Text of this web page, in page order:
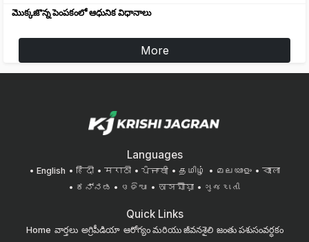
మొక్కజొన్న పెంపకంలో ఆధునిక విధానాలు
More
Languages
English हिंदी मराठी ਪੰਜਾਬੀ தமிழ் മലയാളം
বাংলা
ಕನ್ನಡ
ଓଡିଆ অসমীয়া ગુજરાતી
Quick Links
Home వార్తలు అగ్రిపీడియా ఆరోగ్యం మరియు జీవనశైలి జంతు పశుసంవర్ధకం